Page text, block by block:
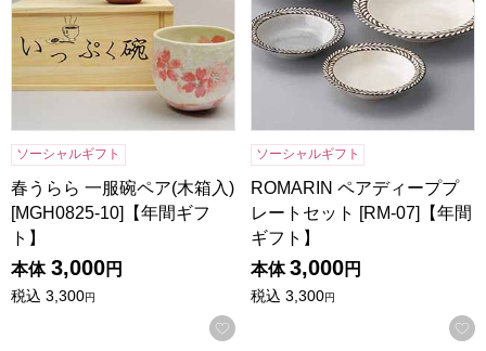
ソーシャルギフト
春うらら 一服碗ペア(木箱入)
[MGH0825-10]【年間ギフ
ト】
本体 3,000円
税込 3,300円
お気に入りに登録する
ソーシャルギフト
ROMARIN ペアディーププ
レートセット [RM-07]【年間
ギフト】
本体 3,000円
税込 3,300円